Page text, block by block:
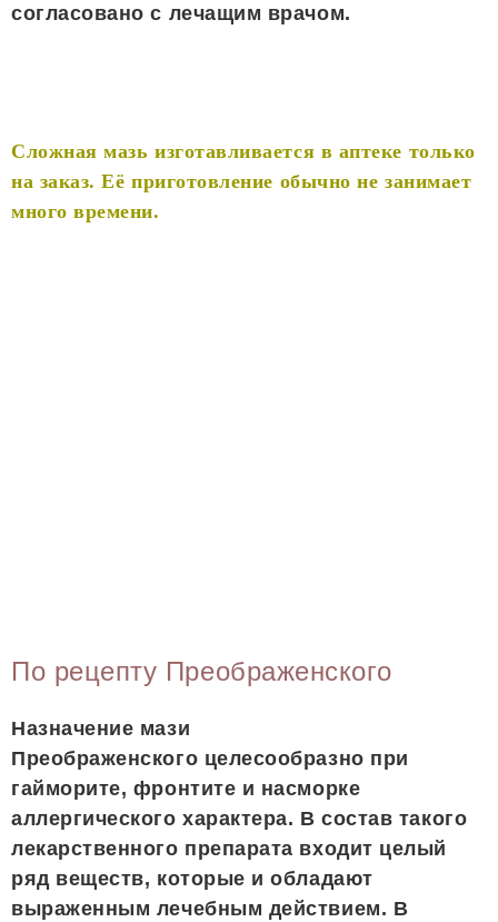
согласовано с лечащим врачом.
Сложная мазь изготавливается в аптеке только
на заказ. Её приготовление обычно не занимает
много времени.
По рецепту Преображенского
Назначение мази
Преображенского целесообразно при
гайморите, фронтите и насморке
аллергического характера. В состав такого
лекарственного препарата входит целый
ряд веществ, которые и обладают
выраженным лечебным действием. В